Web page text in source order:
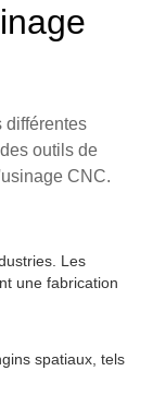
différentes
outils de
CNC.
Les
une fabrication
spatiaux, tels